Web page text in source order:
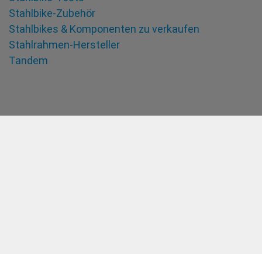
Stahlbike-Zubehör
Stahlbikes & Komponenten zu verkaufen
Stahlrahmen-Hersteller
Tandem